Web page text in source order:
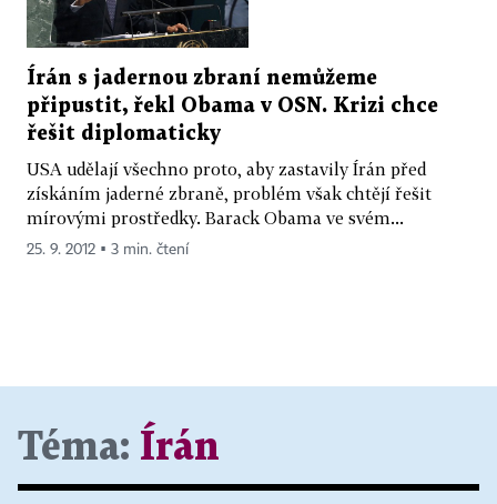
Írán s jadernou zbraní nemůžeme
připustit, řekl Obama v OSN. Krizi chce
řešit diplomaticky
USA udělají všechno proto, aby zastavily Írán před
získáním jaderné zbraně, problém však chtějí řešit
mírovými prostředky. Barack Obama ve svém...
25. 9. 2012 ▪ 3 min. čtení
Téma: Írán